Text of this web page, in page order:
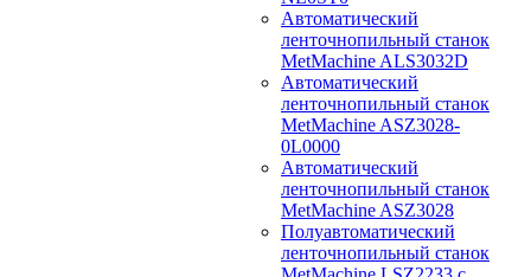
Автоматический
ленточнопильный станок
MetMachine ALS3032D
Автоматический
ленточнопильный станок
MetMachine ASZ3028-
0L0000
Автоматический
ленточнопильный станок
MetMachine ASZ3028
Полуавтоматический
ленточнопильный станок